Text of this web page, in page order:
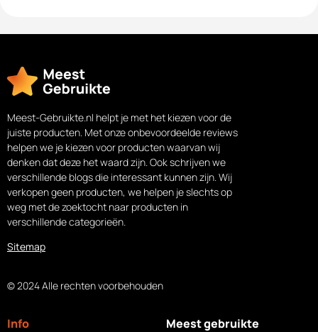
Meest-Gebruikte.nl helpt je met het kiezen voor de
juiste producten. Met onze onbevoordeelde reviews
helpen we je kiezen voor producten waarvan wij
denken dat deze het waard zijn. Ook schrijven we
verschillende blogs die interessant kunnen zijn. Wij
verkopen geen producten, we helpen je slechts op
weg met de zoektocht naar producten in
verschillende categorieën.
Sitemap
© 2024 Alle rechten voorbehouden
Info Meest gebruikte